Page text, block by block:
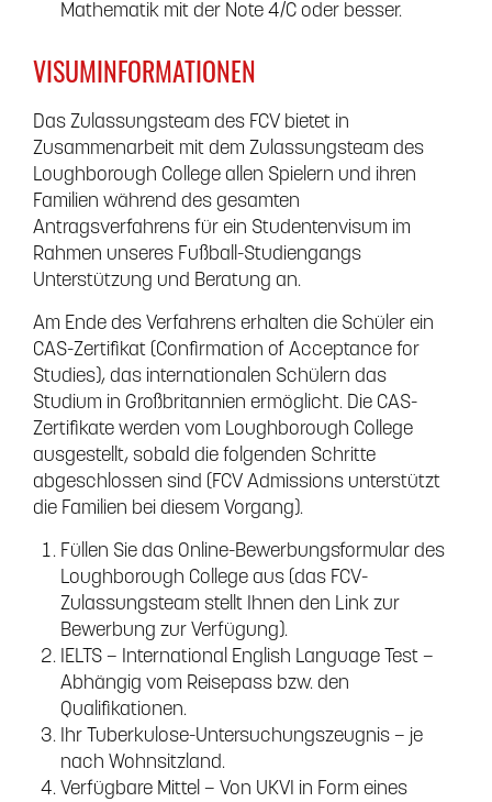
Mathematik mit der Note 4/C oder besser.
VISUMINFORMATIONEN
Das Zulassungsteam des FCV bietet in
Zusammenarbeit mit dem Zulassungsteam des
Loughborough College allen Spielern und ihren
Familien während des gesamten
Antragsverfahrens für ein Studentenvisum im
Rahmen unseres Fußball-Studiengangs
Unterstützung und Beratung an.
Am Ende des Verfahrens erhalten die Schüler ein
CAS-Zertifikat (Confirmation of Acceptance for
Studies), das internationalen Schülern das
Studium in Großbritannien ermöglicht. Die CAS-
Zertifikate werden vom Loughborough College
ausgestellt, sobald die folgenden Schritte
abgeschlossen sind (FCV Admissions unterstützt
die Familien bei diesem Vorgang).
Füllen Sie das Online-Bewerbungsformular des
Loughborough College aus (das FCV-
Zulassungsteam stellt Ihnen den Link zur
Bewerbung zur Verfügung).
IELTS – International English Language Test –
Abhängig vom Reisepass bzw. den
Qualifikationen.
Ihr Tuberkulose-Untersuchungszeugnis – je
nach Wohnsitzland.
Verfügbare Mittel – Von UKVI in Form eines